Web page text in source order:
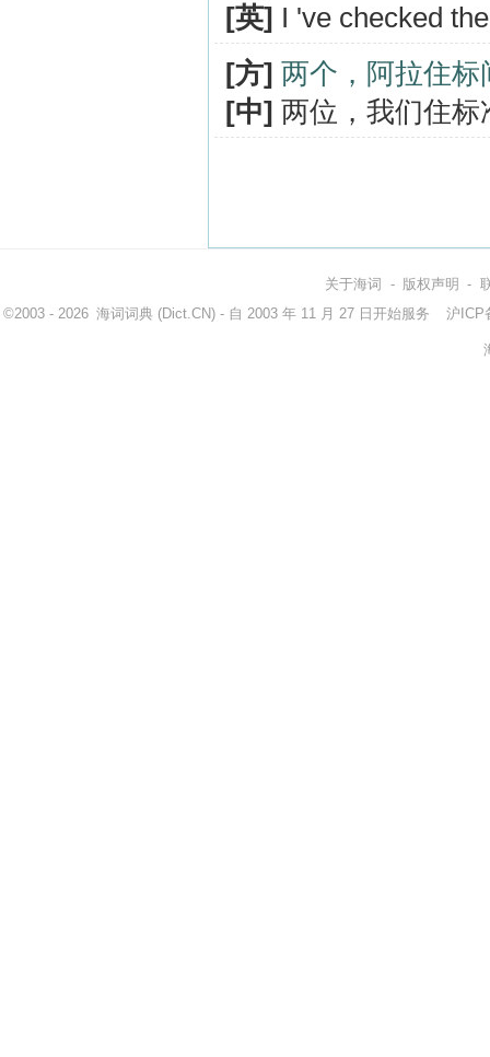
[英] I 've checked
[方] 两个，阿拉住
[中] 两位，我们住
关于海词 - 版权声明 -
©2003 - 2026 海词词典 (Dict.CN) - 自 2003 年 11 月 27 日开始服务 沪ICP